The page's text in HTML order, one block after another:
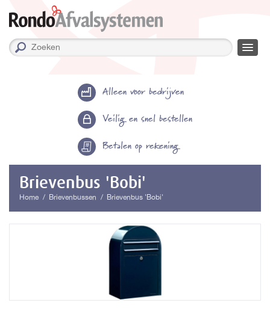
Alleen voor bedrijven
Veilig en snel bestellen
Betalen op rekening
Brievenbus 'Bobi'
Home Brievenbussen Brievenbus 'Bobi'